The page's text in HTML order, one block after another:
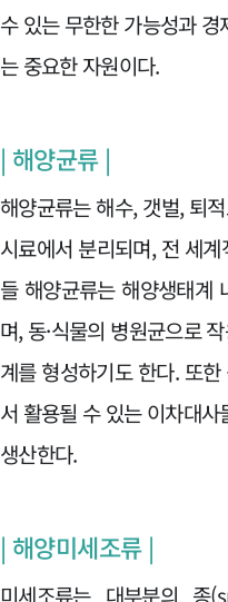
수 있는 무한한 가능성과
는 중요한 자원이다.
| 해양균류 |
해양균류는 해수, 갯벌, 퇴
시료에서 분리되며, 전 세
들 해양균류는 해양생태계
며, 동·식물의 병원균으로
계를 형성하기도 한다. 또
서 활용될 수 있는 이차대
생산한다.
| 해양미세조류 |
미세조류는 대부분의 종